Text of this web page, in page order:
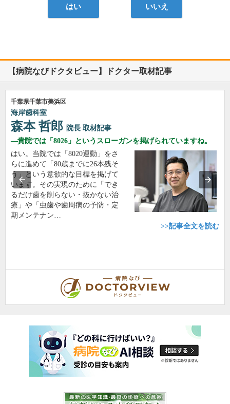
はい いいえ
【病院なびドクタビュー】ドクター取材記事
千葉県千葉市美浜区
海岸歯科室
森本 哲郎 院長 取材記事
貴院では「8026」というスローガンを掲げられていますね。
はい。当院では「8020運動」をさ
らに進めて「80歳までに26本残そ
う」という意欲的な目標を掲げて
います。その実現のために「でき
るだけ歯を削らない・抜かない治
療」や「虫歯や歯周病の予防・定
期メンテナン…
>>記事全文を読む